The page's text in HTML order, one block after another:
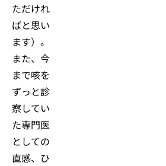
ただけれ
ばと思い
ます）。
また、今
まで咳を
ずっと診
察してい
た専門医
としての
直感、ひ